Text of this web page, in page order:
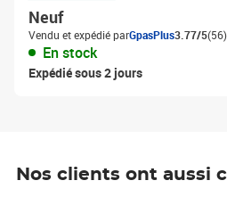
Neuf
Vendu et expédié parGpasPlus3.77/5(56)
En stock
Expédié sous 2 jours
Nos clients ont aussi